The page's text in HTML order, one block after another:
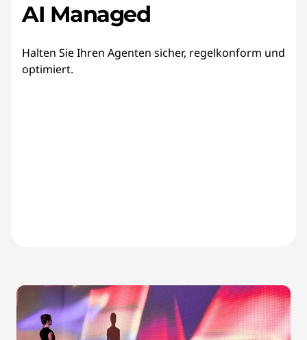
AI Managed
Halten Sie Ihren Agenten sicher, regelkonform und
optimiert.